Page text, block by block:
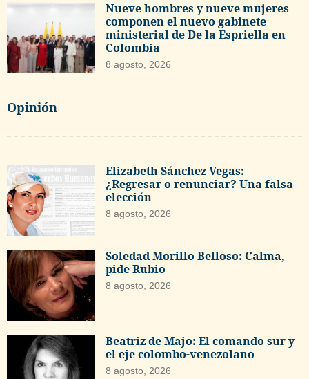
Nueve hombres y nueve mujeres
componen el nuevo gabinete
ministerial de De la Espriella en
Colombia
8 agosto, 2026
Opinión
Elizabeth Sánchez Vegas:
¿Regresar o renunciar? Una falsa
elección
8 agosto, 2026
Soledad Morillo Belloso: Calma,
pide Rubio
8 agosto, 2026
Beatriz de Majo: El comando sur y
el eje colombo-venezolano
8 agosto, 2026